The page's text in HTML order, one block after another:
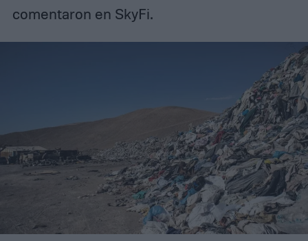
comentaron en SkyFi.